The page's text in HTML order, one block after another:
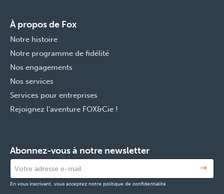
À propos de Fox
Notre histoire
Notre programme de fidélité
Nos engagements
Nos services
Services pour entreprises
Rejoignez l'aventure FOX&Cie !
Abonnez-vous à notre newsletter
En vous inscrivant, vous acceptez notre politique de confidentialité